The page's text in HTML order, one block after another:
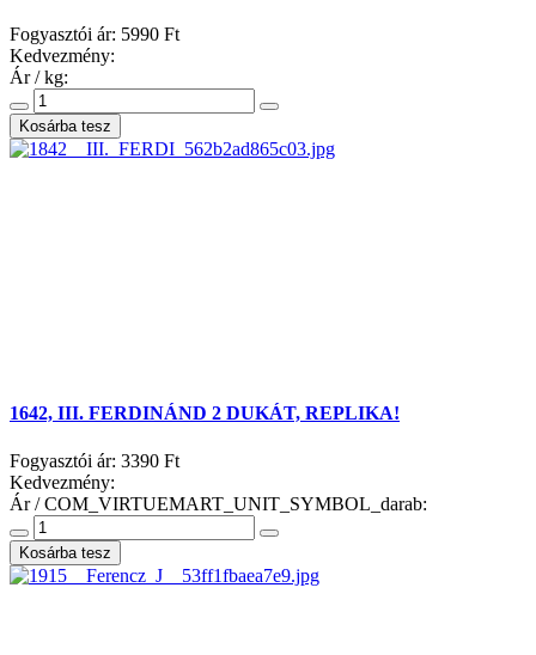
Fogyasztói ár: 5990 Ft
Kedvezmény:
Ár / kg:
1642, III. FERDINÁND 2 DUKÁT, REPLIKA!
Fogyasztói ár: 3390 Ft
Kedvezmény:
Ár / COM_VIRTUEMART_UNIT_SYMBOL_darab: